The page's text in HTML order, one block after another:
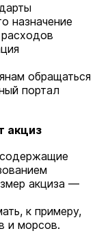
назначение
обращаться
портал
акциз
акциза —
к примеру,
и морсов.